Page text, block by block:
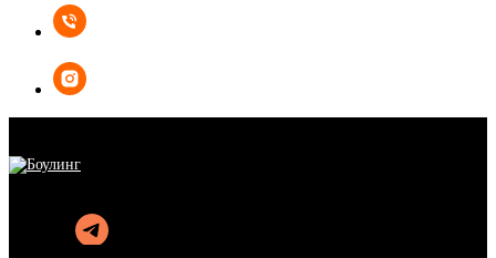
АКЦИИ
ОРГАНИЗАЦИЯ ПРАЗДНИКОВ
ПОДАРОЧНЫЕ СЕРТИФИКАТЫ